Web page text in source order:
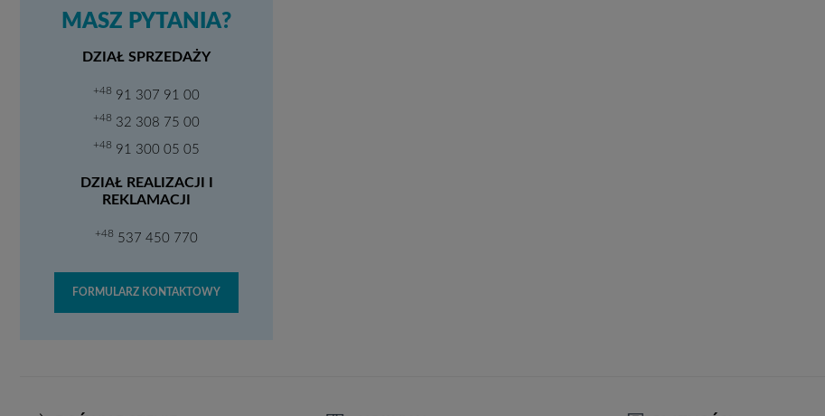
MASZ PYTANIA?
DZIAŁ SPRZEDAŻY
+48 91 307 91 00
+48 32 308 75 00
+48 91 300 05 05
DZIAŁ REALIZACJI I
REKLAMACJI
+48 537 450 770
FORMULARZ KONTAKTOWY